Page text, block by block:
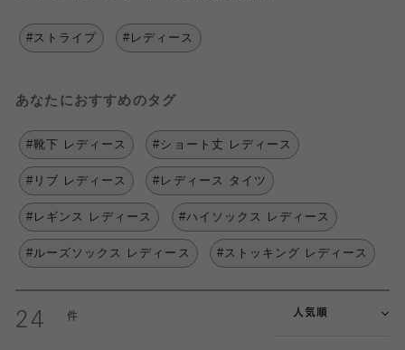
#ストライプ #レディース
あなたにおすすめのタグ
#靴下 レディース #ショート丈 レディース
#リブ レディース #レディース タイツ
#レギンス レディース #ハイソックス レディース
#ルーズソックス レディース #ストッキング レディース
24 人気順